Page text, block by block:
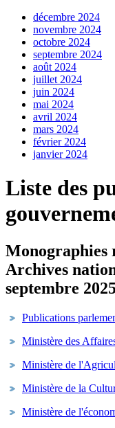
décembre 2024
novembre 2024
octobre 2024
septembre 2024
août 2024
juillet 2024
juin 2024
mai 2024
avril 2024
mars 2024
février 2024
janvier 2024
Liste des
Monographies
Archives
septembre
Publications
Ministère des
Ministère de
Ministère de la
Ministère de